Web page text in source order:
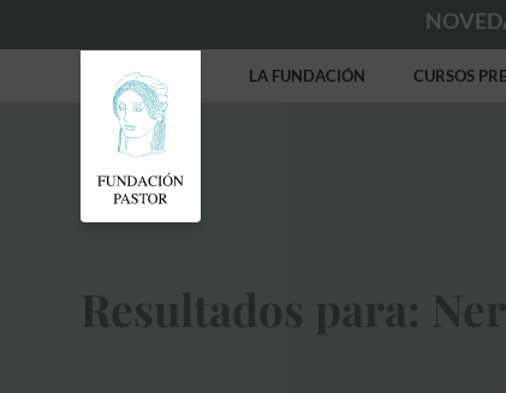
LA FUNDACIÓN CURSOS
Resultados para: